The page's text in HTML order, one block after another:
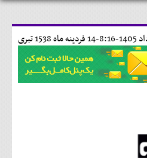
14 فردينه ماه 1538 تبری